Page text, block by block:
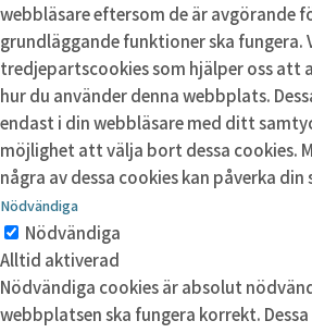
webbläsare eftersom de är avgörande
grundläggande funktioner ska fungera.
tredjepartscookies som hjälper oss att
hur du använder denna webbplats.
endast i din webbläsare med ditt
möjlighet att välja bort dessa cookies.
några av dessa cookies kan påverka din
Nödvändiga
Nödvändiga
Alltid aktiverad
Nödvändiga cookies är absolut
webbplatsen ska fungera korrekt.